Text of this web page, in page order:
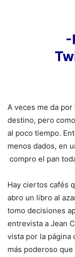
-
A veces me da
destino, pero
al poco tiempo.
menos dados, en
compro el pan
Hay ciertos cafés
abro un libro al
tomo decisiones
entrevista a Jean
vista por la página
más poderoso